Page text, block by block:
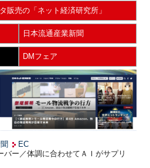
販売の「ネット経済研究所」
日本流通産業新聞
DMフェア
EC
バー／体調に合わせてＡＩがサプリ